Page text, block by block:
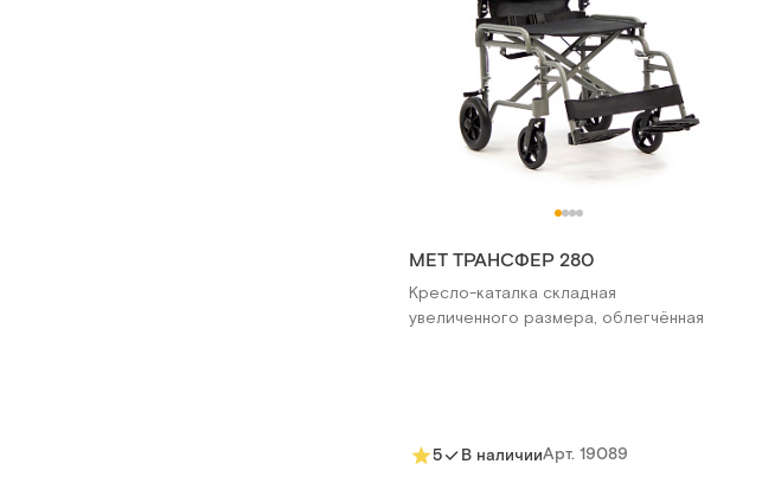
МЕТ ТРАНСФЕР 280
Кресло-каталка складная
увеличенного размера, облегчённая
5 В наличииАрт. 19089